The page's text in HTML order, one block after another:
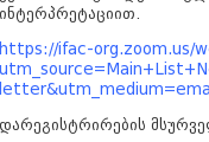
ინტერპრეტაციით.
https://ifac-org.zoom.us/
დარეგისტრირების